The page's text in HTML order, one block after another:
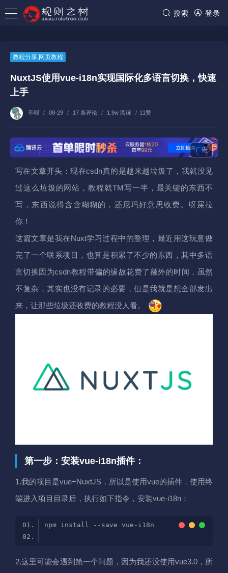
搜索 登录
教程分享,网页教程
NuxtJS使用vue-i18n实现国际化多语言切换，快速
上手
不暇 / 08-29 / 17 条评论 / 1.9w 阅读 / 11赞
广告
写在文章开头：现在csdn真的是越来越垃圾了，我就没见
过这么垃圾的网站，教程就TM写一半，最关键的东西不
写，东西说得含含糊糊的，还尼玛好意思收费。呀屎拉
你！
这篇文章是我在Nuxt学习过程中的整理，最近用这玩意做
完了一个联系项目，也算是积累了不少的东西，其中多语
言切换因为csdn教程带偏的缘故花费了额外的时间，虽然
不复杂，其实也没有记录的必要，但是我就是想全部发出
来，让那些垃圾还收费的教程没人看。
第一步：安装vue-i18n插件：
1.我的项目是vue+NuxtJS，所以是使用vue的插件，使用终
端进入项目目录后，执行如下指令，安装vue-i18n：
2.这里可能会遇到第一个问题，因为我还没使用vue3.0，所